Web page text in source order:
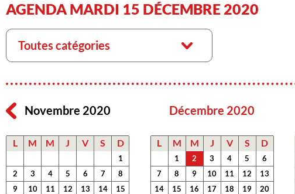
AGENDA MARDI 15 DÉCEMBRE 2020
Toutes catégories
Novembre 2020
L M M J V S D
1
2
3 4 5 6 7
8
9
10 11 12 13 14
15
Décembre 2020
L M M J V S D
1 2 3 4 5
6
7
8 9 10 11 12
13
14
15 16 17 18 19
20